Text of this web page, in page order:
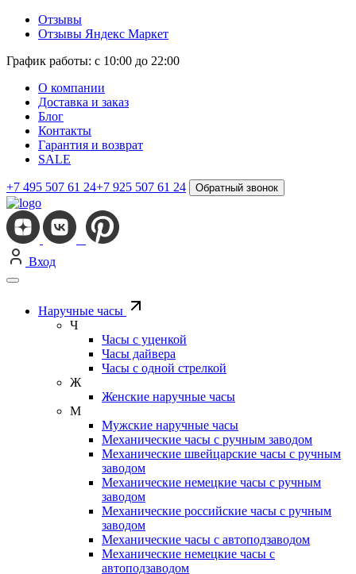
Отзывы
Отзывы Яндекс Маркет
График работы: с 10:00 до 22:00
О компании
Доставка и заказ
Блог
Контакты
Гарантия и возврат
SALE
+7 495 507 61 24+7 925 507 61 24 Обратный звонок
Вход
Наручные часы
Ч
Часы с уценкой
Часы дайвера
Часы с одной стрелкой
Ж
Женские наручные часы
М
Мужские наручные часы
Механические часы с ручным заводом
Механические швейцарские часы с ручным
заводом
Механические немецкие часы с ручным
заводом
Механические российские часы с ручным
заводом
Механические часы с автоподзаводом
Механические немецкие часы с
автоподзаводом